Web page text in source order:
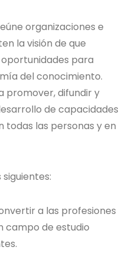
organizaciones e
la visión de que
para
del conocimiento.
promover, difundir y
de capacidades
las personas y en
a las profesiones
campo de estudio